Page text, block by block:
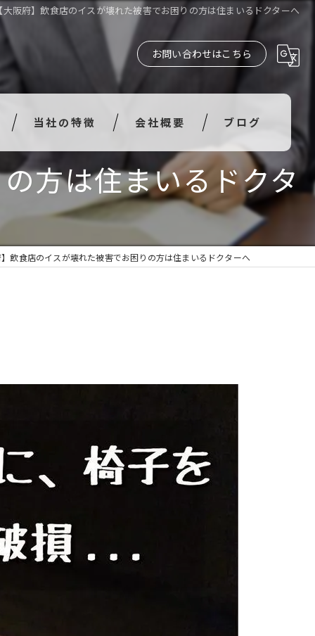
大阪府】飲食店のイスが壊れた被害でお困りの方は住まいるドクターへ
お問い合わせはこちら
当社の特徴
水漏れ
汚損
会社概要 ブログ
方は住まいるドクタ
】飲食店のイスが壊れた被害でお困りの方は住まいるドクターへ